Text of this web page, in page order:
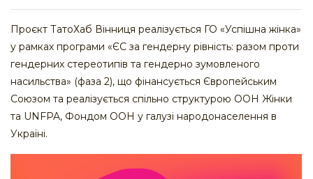
Проєкт ТатоХаб Вінниця реалізується ГО «Успішна жінка»
у рамках програми «ЄС за гендерну рівність: разом проти
гендерних стереотипів та гендерно зумовленого
насильства» (фаза 2), що фінансується Європейським
Союзом та реалізується спільно структурою ООН Жінки
та UNFPA, Фондом ООН у галузі народонаселення в
Україні.